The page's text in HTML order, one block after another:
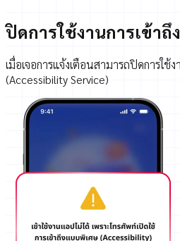
ปิดการใช้งานการเข้า
เมื่อเจอการแจ้งเตือนสามารถปิดการใช้
(Accessibility Service)